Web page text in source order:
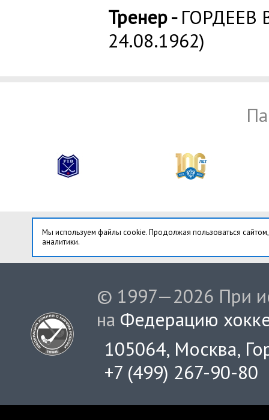
Тренер -ГОРДЕЕВ
24.08.1962)
Мы используем файлы cookie. Продолжая пользоваться
аналитики.
© 1997—2026 При
на Федерацию
105064, Москва,
+7 (499) 267-90-80